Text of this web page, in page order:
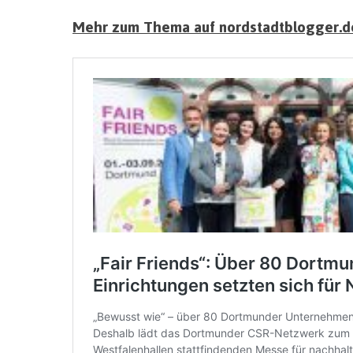
Mehr zum Thema auf